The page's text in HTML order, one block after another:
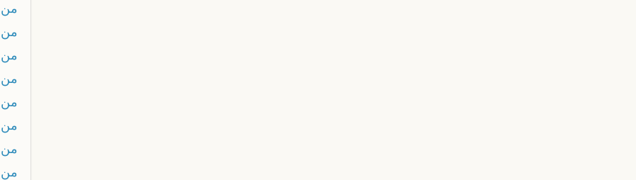
من
من
من
من
من
من